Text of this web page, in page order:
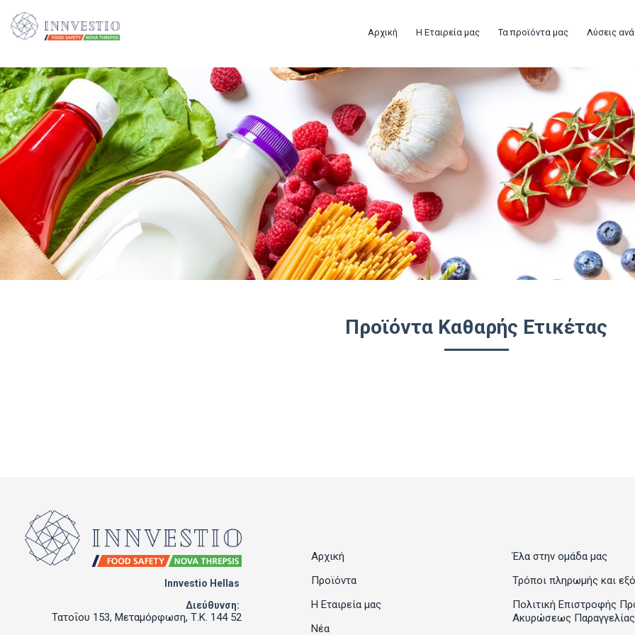
Αρχική Η Εταιρεία μας Τα προϊόντα μας Λύσεις
Προϊόντα Καθαρής Ετικέτας
Innvestio Hellas
Διεύθυνση:
Τατοΐου 153, Μεταμόρφωση, Τ.Κ. 144 52
Αρχική
Προϊόντα
Η Εταιρεία μας
Νέα
Έλα στην ομάδα μας
Τρόποι πληρωμής και
Πολιτική Επιστροφής
Ακυρώσεως Παραγγελίας